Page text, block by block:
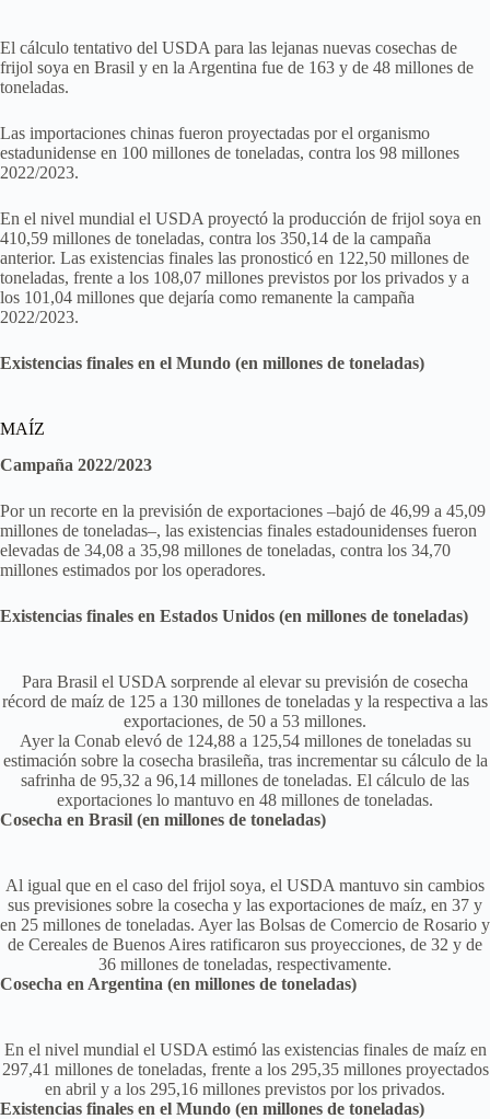
El cálculo tentativo del USDA para las lejanas nuevas cosechas de
frijol soya en Brasil y en la Argentina fue de 163 y de 48 millones de
toneladas.
Las importaciones chinas fueron proyectadas por el organismo
estadunidense en 100 millones de toneladas, contra los 98 millones
2022/2023.
En el nivel mundial el USDA proyectó la producción de frijol soya en
410,59 millones de toneladas, contra los 350,14 de la campaña
anterior. Las existencias finales las pronosticó en 122,50 millones de
toneladas, frente a los 108,07 millones previstos por los privados y a
los 101,04 millones que dejaría como remanente la campaña
2022/2023.
Existencias finales en el Mundo (en millones de toneladas)
MAÍZ
Campaña 2022/2023
Por un recorte en la previsión de exportaciones –bajó de 46,99 a 45,09
millones de toneladas–, las existencias finales estadounidenses fueron
elevadas de 34,08 a 35,98 millones de toneladas, contra los 34,70
millones estimados por los operadores.
Existencias finales en Estados Unidos (en millones de toneladas)
Para Brasil el USDA sorprende al elevar su previsión de cosecha
récord de maíz de 125 a 130 millones de toneladas y la respectiva a las
exportaciones, de 50 a 53 millones.
Ayer la Conab elevó de 124,88 a 125,54 millones de toneladas su
estimación sobre la cosecha brasileña, tras incrementar su cálculo de la
safrinha de 95,32 a 96,14 millones de toneladas. El cálculo de las
exportaciones lo mantuvo en 48 millones de toneladas.
Cosecha en Brasil (en millones de toneladas)
Al igual que en el caso del frijol soya, el USDA mantuvo sin cambios
sus previsiones sobre la cosecha y las exportaciones de maíz, en 37 y
en 25 millones de toneladas. Ayer las Bolsas de Comercio de Rosario y
de Cereales de Buenos Aires ratificaron sus proyecciones, de 32 y de
36 millones de toneladas, respectivamente.
Cosecha en Argentina (en millones de toneladas)
En el nivel mundial el USDA estimó las existencias finales de maíz en
297,41 millones de toneladas, frente a los 295,35 millones proyectados
en abril y a los 295,16 millones previstos por los privados.
Existencias finales en el Mundo (en millones de toneladas)